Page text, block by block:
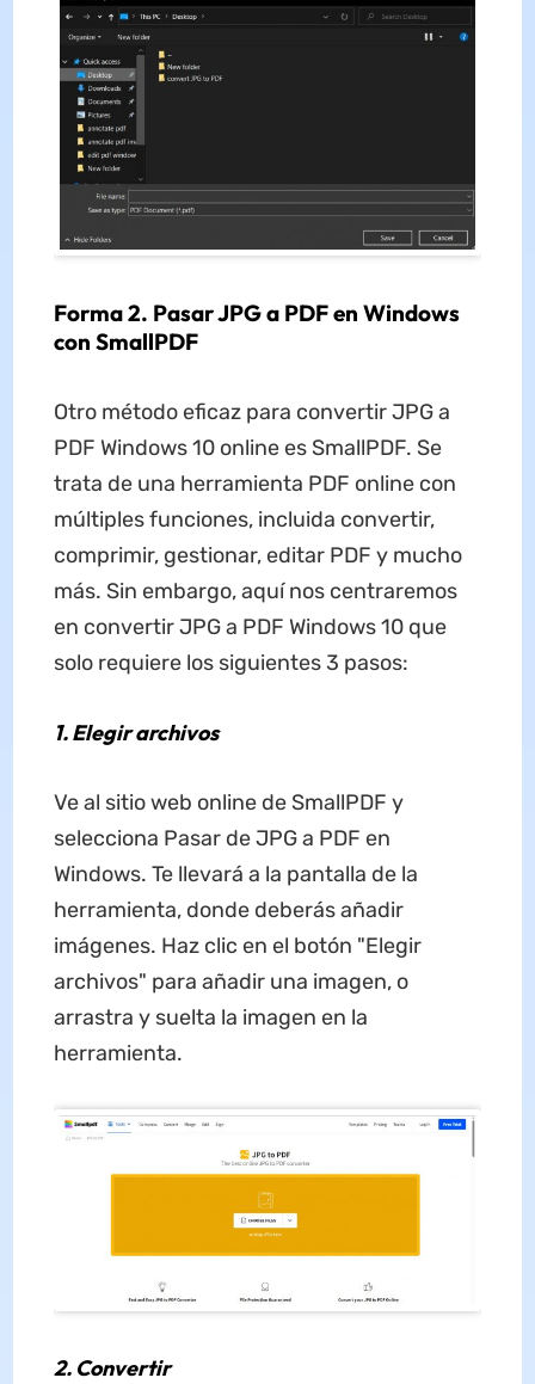
Forma 2. PasarJPG a PDF en Windows
con SmallPDF
Otro método eficaz para convertir JPG a
PDF Windows 10 online es SmallPDF. Se
trata de una herramienta PDF online con
múltiples funciones, incluida convertir,
comprimir, gestionar, editar PDF y mucho
más. Sin embargo, aquí nos centraremos
en convertir JPG a PDF Windows 10 que
solo requiere los siguientes 3 pasos:
1. Elegir archivos
Ve al sitio web online de SmallPDF y
selecciona Pasar de JPG a PDF en
Windows. Te llevará a la pantalla de la
herramienta, donde deberás añadir
imágenes. Haz clic en el botón "Elegir
archivos" para añadir una imagen, o
arrastra y suelta la imagen en la
herramienta.
2. Convertir